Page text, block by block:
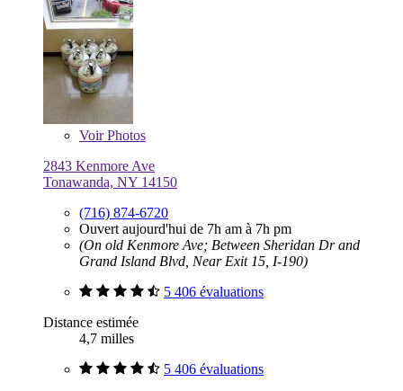
VoirPhotos
2843 Kenmore Ave
Tonawanda, NY 14150
(716) 874-6720
Ouvert aujourd'hui de 7h am à 7h pm
(On old Kenmore Ave; Between Sheridan Dr and
Grand Island Blvd, Near Exit 15, I-190)
5 406 évaluations
Distance estimée
4,7 milles
5 406 évaluations